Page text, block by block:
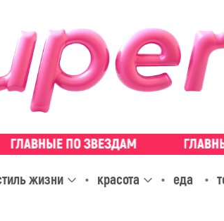
жизни красота еда